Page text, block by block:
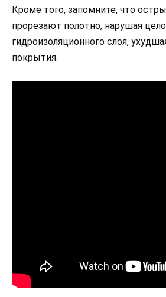
Кроме того, запомните, что
прорезают полотно, нарушая
гидроизоляционного слоя,
покрытия.